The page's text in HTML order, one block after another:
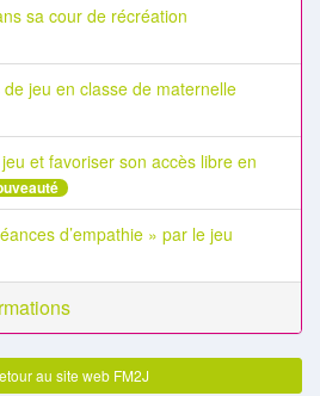
sa cour de récréation
jeu en classe de maternelle
et favoriser son accès libre en
d’empathie » par le jeu
au site web FM2J